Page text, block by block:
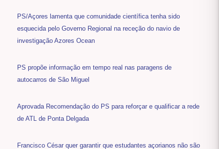
PS/Açores lamenta que comunidade científica tenha sido
esquecida pelo Governo Regional na receção do navio de
investigação Azores Ocean
PS propõe informação em tempo real nas paragens de
autocarros de São Miguel
Aprovada Recomendação do PS para reforçar e qualificar a rede
de ATL de Ponta Delgada
Francisco César quer garantir que estudantes açorianos não são